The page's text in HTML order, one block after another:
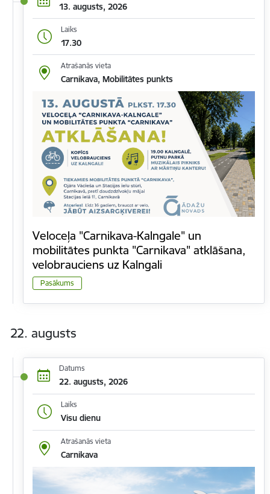
13. augusts, 2026
Laiks
17.30
Atrašanās vieta
Carnikava, Mobilitātes punkts
Veloceļa "Carnikava-Kalngale" un
mobilitātes punkta "Carnikava" atklāšana,
velobrauciens uz Kalngali
Pasākums
22. augusts
Datums
22. augusts, 2026
Laiks
Visu dienu
Atrašanās vieta
Carnikava